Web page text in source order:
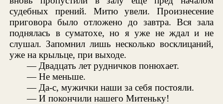
судебных прений. Митю увели. Произнесение
приговора было отложено до завтра. Вся зала
поднялась в суматохе, но я уже не ждал и не
слушал. Запомнил лишь несколько восклицаний,
уже на крыльце, при выходе.
— Двадцать лет рудничков понюхает.
— Не меньше.
— Да-с, мужички наши за себя постояли.
— И покончили нашего Митеньку!